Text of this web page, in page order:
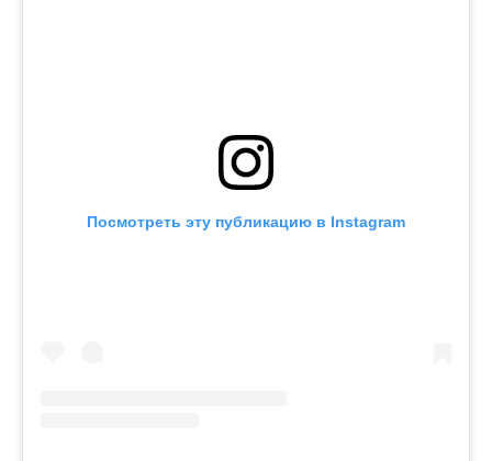
Посмотреть эту публикацию в Instagram